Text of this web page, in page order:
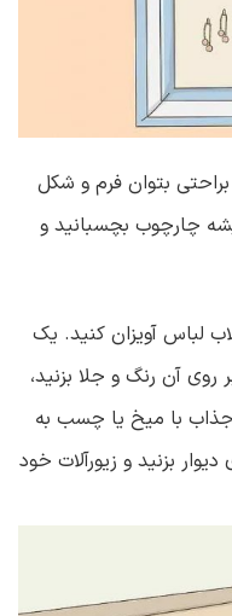
بتوان فرم و شکل
چارچوب بچسبانید و
لباس آویزان کنید. یک
آن رنگ و جلا بزنید،
با میخ یا چسب به
بزنید و زیورآلات خود